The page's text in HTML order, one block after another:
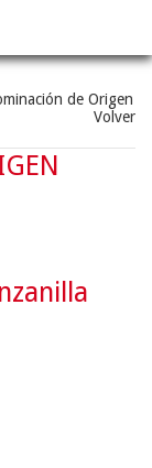
de Origen
Volver